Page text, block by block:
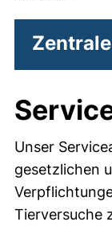
Unser
gesetzlichen
Tierversuche